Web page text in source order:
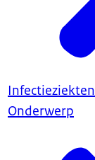
Infectieziekten
Onderwerp